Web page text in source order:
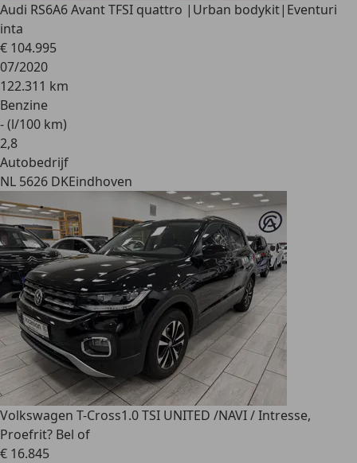
Audi RS6A6 Avant TFSI quattro |Urban bodykit|Eventuri
inta
€ 104.995
07/2020
122.311 km
Benzine
- (l/100 km)
2,8
Autobedrijf
NL 5626 DKEindhoven
Volkswagen T-Cross1.0 TSI UNITED /NAVI / Intresse,
Proefrit? Bel of
€ 16.845